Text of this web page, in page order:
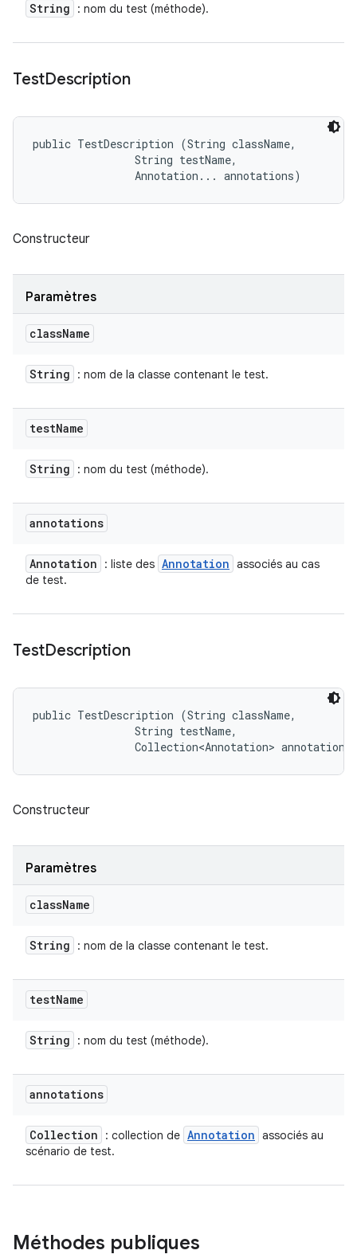
String : nom du test (méthode).
TestDescription
public TestDescription (String className,
                String testName,
                Annotation... annotations)
Constructeur
Paramètres
className
String : nom de la classe contenant le test.
testName
String : nom du test (méthode).
annotations
Annotation : liste des Annotation associés au cas
de test.
TestDescription
public TestDescription (String className,
                String testName,
Collection<Annotation>
Constructeur
Paramètres
className
String : nom de la classe contenant le test.
testName
String : nom du test (méthode).
annotations
Collection : collection de Annotation associés au
scénario de test.
Méthodes publiques